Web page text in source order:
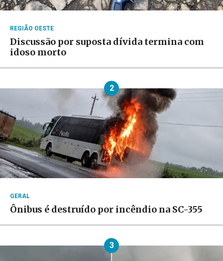
REGIÃO OESTE
Discussão por suposta dívida termina com
idoso morto
2
GERAL
Ônibus é destruído por incêndio na SC-355
3